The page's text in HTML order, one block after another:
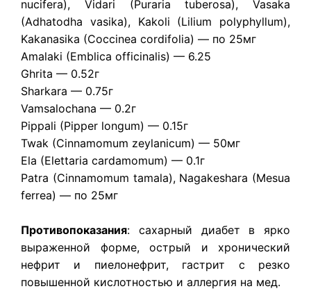
nucifera), Vidari (Puraria tuberosa), Vasaka
(Adhatodha vasika), Kakoli (Lilium polyphyllum),
Kakanasika (Coccinea cordifolia) — по 25мг
Amalaki (Emblica officinalis) — 6.25
Ghrita — 0.52г
Sharkara — 0.75г
Vamsalochana — 0.2г
Pippali (Pipper longum) — 0.15г
Twak (Cinnamomum zeylanicum) — 50мг
Ela (Elettaria cardamomum) — 0.1г
Patra (Cinnamomum tamala), Nagakeshara (Mesua
ferrea) — по 25мг
Противопоказания: сахарный диабет в ярко
выраженной форме, острый и хронический
нефрит и пиелонефрит, гастрит с резко
повышенной кислотностью и аллергия на мед.